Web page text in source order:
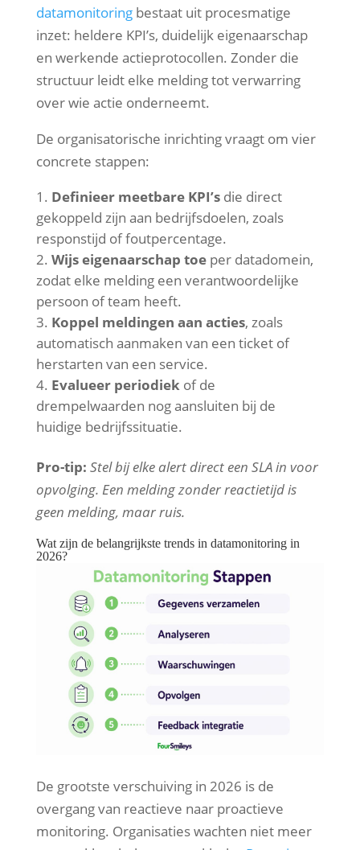
datamonitoringbestaat uit procesmatige
inzet: heldere KPI’s, duidelijk eigenaarschap
en werkende actieprotocollen. Zonder die
structuur leidt elke melding tot verwarring
over wie actie onderneemt.
De organisatorische inrichting vraagt om vier
concrete stappen:
Definieer meetbare KPI’sdie direct
gekoppeld zijn aan bedrijfsdoelen, zoals
responstijd of foutpercentage.
Wijs eigenaarschap toeper datadomein,
zodat elke melding een verantwoordelijke
persoon of team heeft.
Koppel meldingen aan acties, zoals
automatisch aanmaken van een ticket of
herstarten van een service.
Evalueer periodiekof de
drempelwaarden nog aansluiten bij de
huidige bedrijfssituatie.
Pro-tip: Stel bij elke alert direct een SLA in voor
opvolging. Een melding zonder reactietijd is
geen melding, maar ruis.
Wat zijn de belangrijkste trends in datamonitoring in
2026?
De grootste verschuiving in 2026 is de
overgang van reactieve naar proactieve
monitoring. Organisaties wachten niet meer